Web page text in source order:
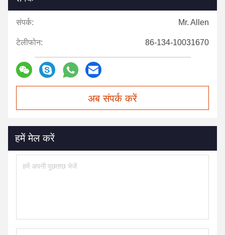
संपर्क: Mr. Allen
टेलीफोन: 86-134-10031670
अब संपर्क करें
हमें मेल करें